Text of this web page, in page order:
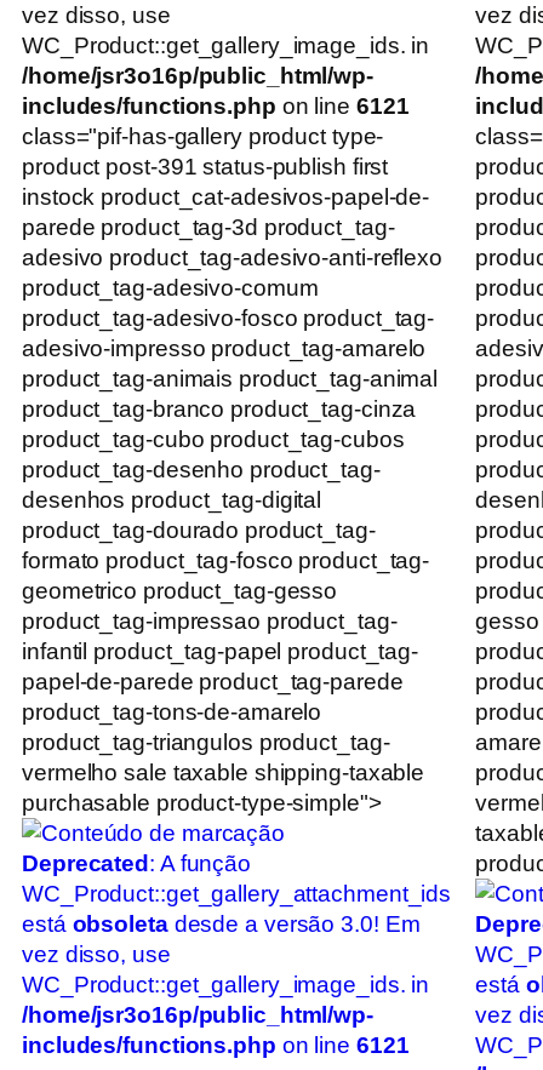
vez disso, use
WC_Product::get_gallery_image_ids. in
/home/jsr3o16p/public_html/wp-
includes/functions.php on line 6121
class="pif-has-gallery product type-
product post-391 status-publish first
instock product_cat-adesivos-papel-de-
parede product_tag-3d product_tag-
adesivo product_tag-adesivo-anti-reflexo
product_tag-adesivo-comum
product_tag-adesivo-fosco product_tag-
adesivo-impresso product_tag-amarelo
product_tag-animais product_tag-animal
product_tag-branco product_tag-cinza
product_tag-cubo product_tag-cubos
product_tag-desenho product_tag-
desenhos product_tag-digital
product_tag-dourado product_tag-
formato product_tag-fosco product_tag-
geometrico product_tag-gesso
product_tag-impressao product_tag-
infantil product_tag-papel product_tag-
papel-de-parede product_tag-parede
product_tag-tons-de-amarelo
product_tag-triangulos product_tag-
vermelho sale taxable shipping-taxable
purchasable product-type-simple">
Deprecated : A função
WC_Product::get_gallery_attachment_ids
está obsoletadesde a versão 3.0! Em
vez disso, use
WC_Product::get_gallery_image_ids. in
/home/jsr3o16p/public_html/wp-
includes/functions.php on line 6121
vez
/
está
vez